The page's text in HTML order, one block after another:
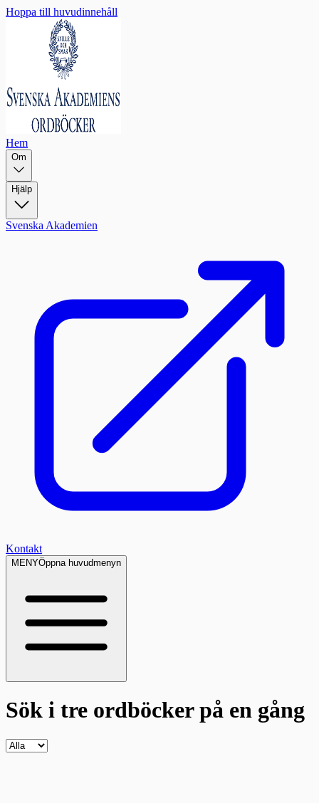
Hoppa till huvudinnehåll
Hem
Om
Hjälp
Svenska Akademien
Kontakt
MENYÖppna huvudmenyn
Sök i tre ordböckerpå en gång